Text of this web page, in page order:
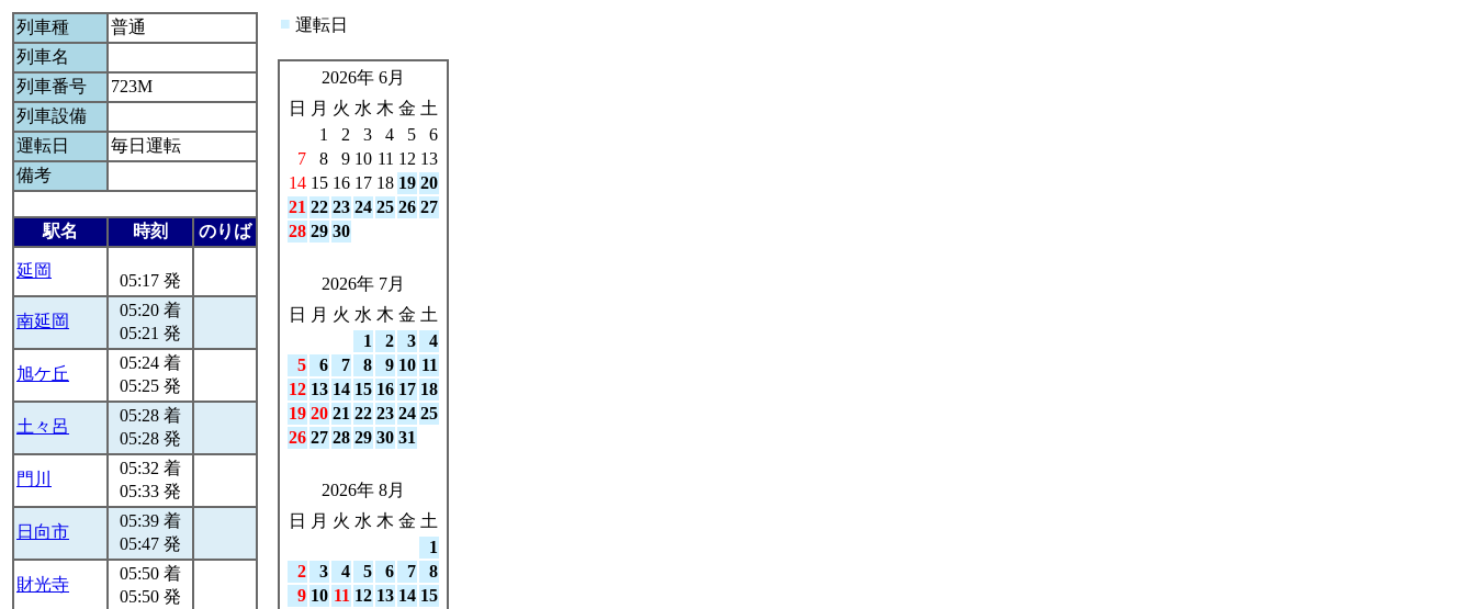
列車種
普通
列車名
列車番号
723M
列車設備
運転日
毎日運転
備考
駅名 時刻 のりば
延岡
05:17 発
南延岡
05:20 着
05:21 発
旭ケ丘
05:24 着
05:25 発
土々呂
05:28 着
05:28 発
門川
05:32 着
05:33 発
日向市
05:39 着
05:47 発
財光寺
05:50 着
05:50 発
■ 運転日
2026年 6月
日
月 火 水 木 金 土
1
2 3 4 5
6
7
8 9 10 11 12 13
14 15 16 17 18 19 20
21 22 23 24 25 26 27
28 29 30
2026年 7月
日
月 火 水 木 金 土
1
2 3
4
5
6 7 8 9 10 11
12 13 14 15 16 17 18
19 20 21 22 23 24 25
26 27 28 29 30 31
2026年 8月
日
月 火 水 木 金 土
1
2
3 4 5 6 7
8
9 10 11 12 13 14 15